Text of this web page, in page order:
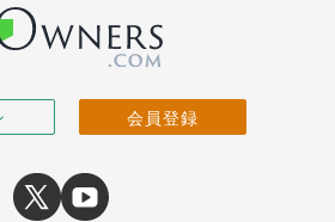
会員登録
X